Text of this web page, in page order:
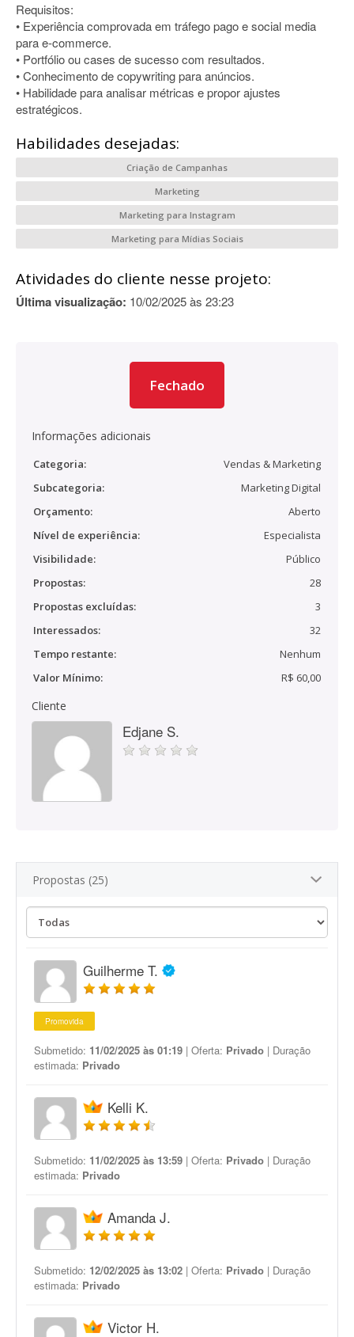
Requisitos:
• Experiência comprovada em tráfego pago e social media
para e-commerce.
• Portfólio ou cases de sucesso com resultados.
• Conhecimento de copywriting para anúncios.
• Habilidade para analisar métricas e propor ajustes
estratégicos.
Habilidades desejadas:
Criação de Campanhas
Marketing
Marketing para Instagram
Marketing para Mídias Sociais
Atividades do cliente nesse projeto:
Última visualização: 10/02/2025 às 23:23
Fechado
Informações adicionais
Categoria:
Vendas & Marketing
Subcategoria:
Marketing Digital
Orçamento:
Aberto
Nível de experiência:
Especialista
Visibilidade:
Público
Propostas:
28
Propostas excluídas:
3
Interessados:
32
Tempo restante:
Nenhum
Valor Mínimo:
R$ 60,00
Cliente
Edjane S.
Propostas (25)
Guilherme T.
Promovida
Submetido: 11/02/2025 às 01:19 | Oferta: Privado | Duração
estimada: Privado
Kelli K.
Submetido: 11/02/2025 às 13:59 | Oferta: Privado | Duração
estimada: Privado
Amanda J.
Submetido: 12/02/2025 às 13:02 | Oferta: Privado | Duração
estimada: Privado
Victor H.